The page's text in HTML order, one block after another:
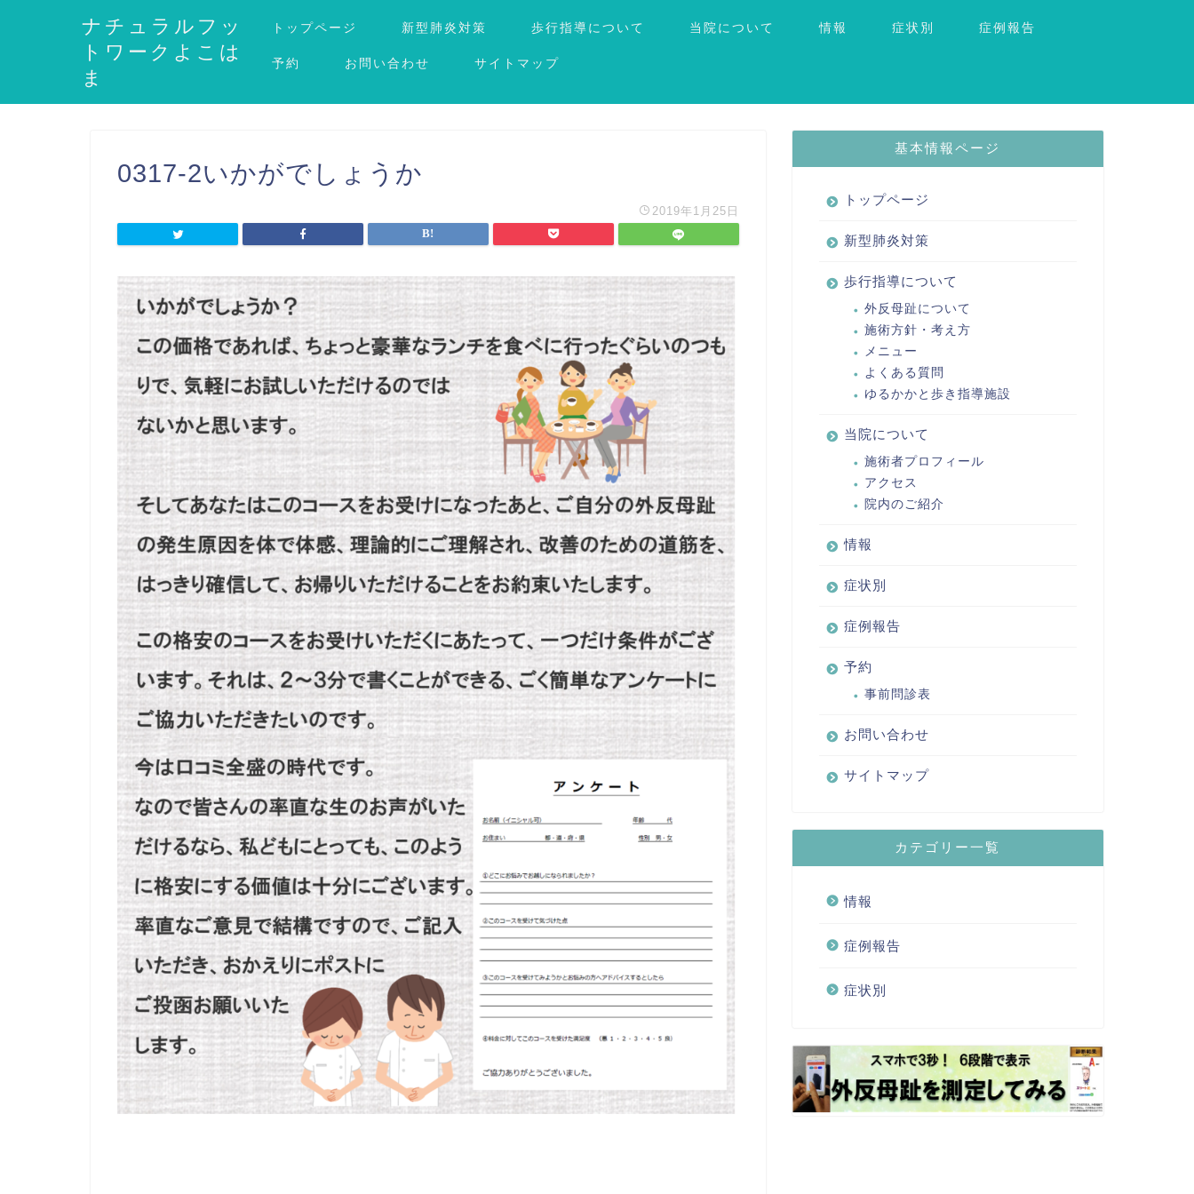
ナチュラルフッ
トワークよこは
ま
トップページ 新型肺炎対策 歩行指導について 当院について 情報 症状別 症例報告
予約 お問い合わせ サイトマップ
0317-2いかがでしょうか
2019年1月25日
基本情報ページ
トップページ
新型肺炎対策
歩行指導について
外反母趾について
施術方針・考え方
メニュー
よくある質問
ゆるかかと歩き指導施設
当院について
施術者プロフィール
アクセス
院内のご紹介
情報
症状別
症例報告
予約
事前問診表
お問い合わせ
サイトマップ
カテゴリー一覧
情報
症例報告
症状別